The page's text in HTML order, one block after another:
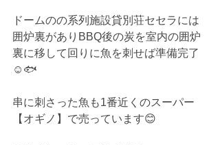
ドームのの系列施設貸別荘セセラには
囲炉裏がありBBQ後の炭を室内の囲炉
裏に移して回りに魚を刺せば準備完了
☺️🐟
串に刺さった魚も1番近くのスーパー
【オギノ】で売っています😊